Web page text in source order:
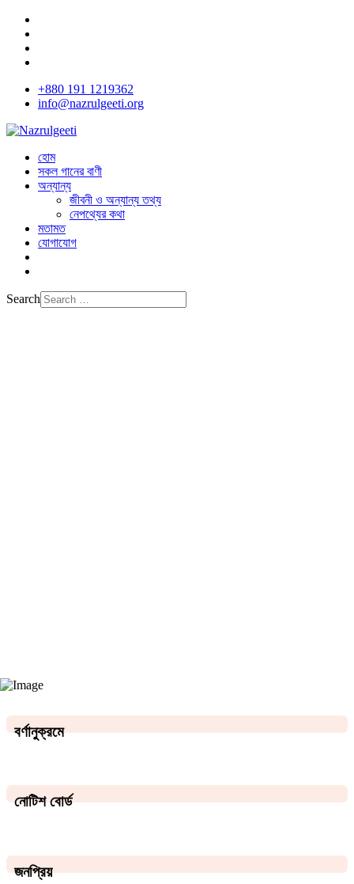
+880 191 1219362
info@nazrulgeeti.org
হোম
সকল গানের বাণী
অন্যান্য
জীবনী ও অন্যান্য তথ্য
নেপথ্যের কথা
মতামত
যোগাযোগ
Search
বর্ণানুক্রমে
নোটিশ বোর্ড
জনপ্রিয়